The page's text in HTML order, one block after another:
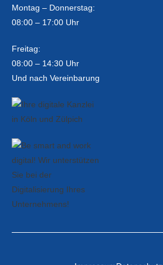
Montag – Donnerstag:
08:00 – 17:00 Uhr
Freitag:
08:00 – 14:30 Uhr
Und nach Vereinbarung